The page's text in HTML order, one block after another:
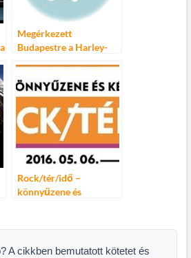
Megérkezett
Budapestre a Harley-
Rock/tér/idő –
könnyűzene és
A cikkben bemutatott kötetet és